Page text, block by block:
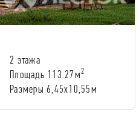
2 этажа
Площадь 113.27м2
Размеры 6,45x10,55м